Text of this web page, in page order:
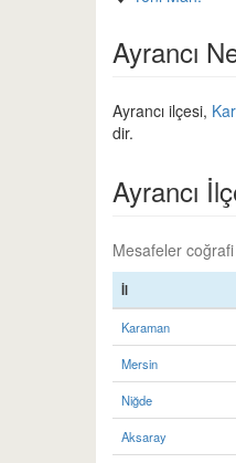
Ayrancı
Ayrancı ilçesi,
dir.
Ayrancı
Mesafeler coğrafi
İl
Karaman
Mersin
Niğde
Aksaray